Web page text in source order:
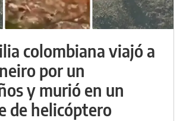
colombiana viajó a
por un
y murió en un
de helicóptero